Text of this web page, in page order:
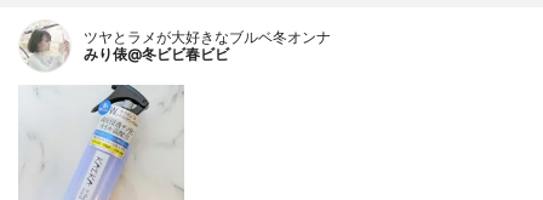
ツヤとラメが大好きなブルベ冬オンナ
みり俵@冬ビビ春ビビ